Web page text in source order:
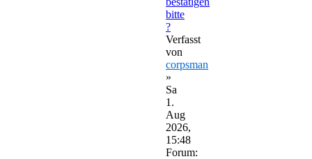
bitte
?
Verfasst
von
corpsman
»
Sa
1.
Aug
2026,
15:48
Forum: